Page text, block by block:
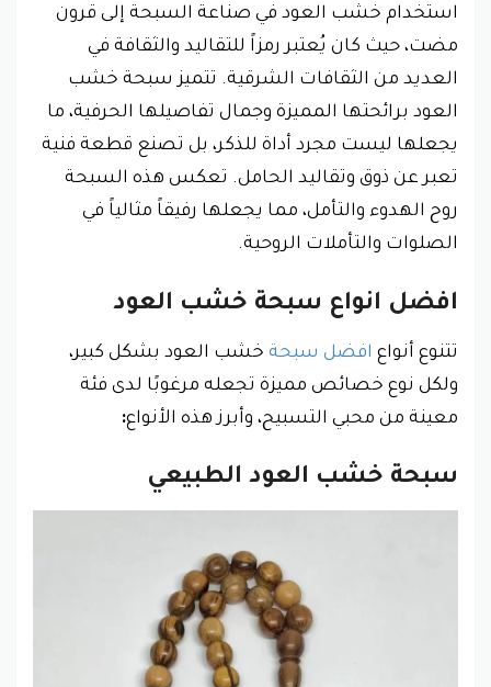
استخدام خشب العود في صناعة السبحة إلى قرون
مضت، حيث كان يُعتبر رمزاً للتقاليد والثقافة في
العديد من الثقافات الشرقية. تتميز سبحة خشب
العود برائحتها المميزة وجمال تفاصيلها الحرفية، ما
يجعلها ليست مجرد أداة للذكر، بل تصنع قطعة فنية
تعبر عن ذوق وتقاليد الحامل. تعكس هذه السبحة
روح الهدوء والتأمل، مما يجعلها رفيقاً مثالياً في
الصلوات والتأملات الروحية.
افضل انواع سبحة خشب العود
تتنوع أنواع افضل سبحة خشب العود بشكل كبير،
ولكل نوع خصائص مميزة تجعله مرغوبًا لدى فئة
معينة من محبي التسبيح، وأبرز هذه الأنواع:
سبحة خشب العود الطبيعي